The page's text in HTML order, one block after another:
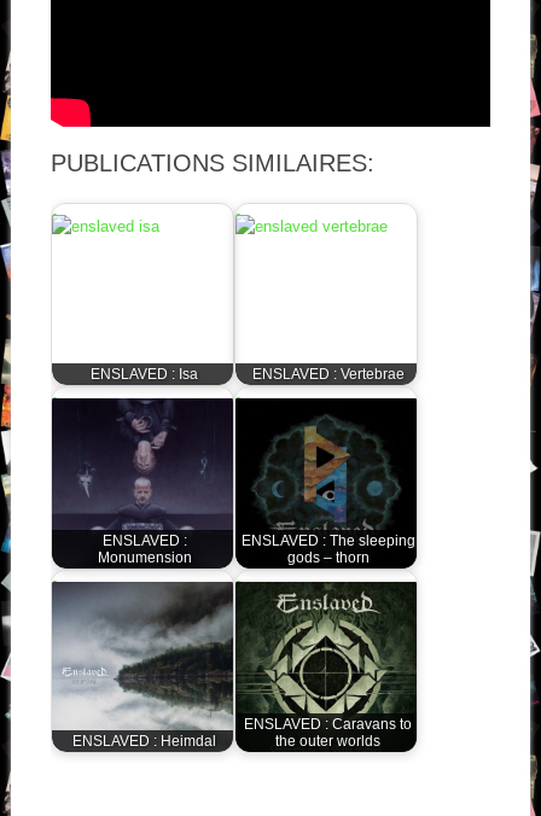
PUBLICATIONS SIMILAIRES:
ENSLAVED : Isa ENSLAVED : Vertebrae
ENSLAVED :
Monumension
ENSLAVED : The sleeping
gods – thorn
ENSLAVED : Heimdal
ENSLAVED : Caravans to
the outer worlds